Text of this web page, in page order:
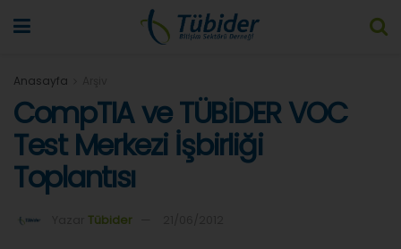
Anasayfa
CompTIA ve TÜBİDER VOC
Test Merkezi İşbirliği
Toplantısı
Tübider